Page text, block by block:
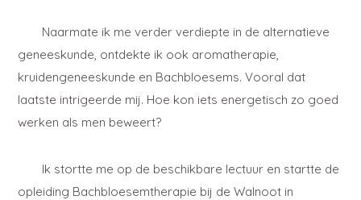
Naarmate ik me verder verdiepte in de alternatieve
geneeskunde, ontdekte ik ook aromatherapie,
kruidengeneeskunde en Bachbloesems. Vooral dat
laatste intrigeerde mij. Hoe kon iets energetisch zo goed
werken als men beweert?
Ik stortte me op de beschikbare lectuur en startte de
opleiding Bachbloesemtherapie bij de Walnoot in